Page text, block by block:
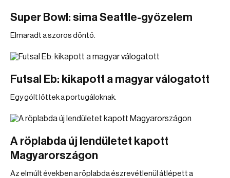
Super Bowl: sima Seattle-győzelem
Elmaradt a szoros döntő.
Futsal Eb: kikapott a magyar válogatott
Egy gólt lőttek a portugáloknak.
A röplabda új lendületet kapott
Magyarországon
Az elmúlt években a röplabda észrevétlenül átlépett a